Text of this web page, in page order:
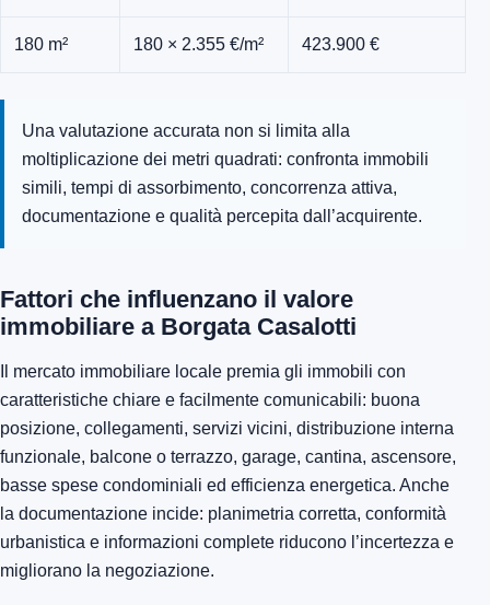
180 m² 180 × 2.355 €/m² 423.900 €
Una valutazione accurata non si limita alla
moltiplicazione dei metri quadrati: confronta immobili
simili, tempi di assorbimento, concorrenza attiva,
documentazione e qualità percepita dall’acquirente.
Fattori che influenzano il valore
immobiliare a Borgata Casalotti
Il mercato immobiliare locale premia gli immobili con
caratteristiche chiare e facilmente comunicabili: buona
posizione, collegamenti, servizi vicini, distribuzione interna
funzionale, balcone o terrazzo, garage, cantina, ascensore,
basse spese condominiali ed efficienza energetica. Anche
la documentazione incide: planimetria corretta, conformità
urbanistica e informazioni complete riducono l’incertezza e
migliorano la negoziazione.